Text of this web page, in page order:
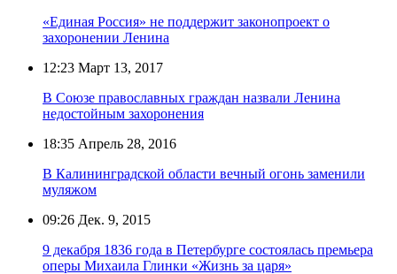
«Единая Россия» не поддержит законопроект о
захоронении Ленина
12:23 Март 13, 2017
В Союзе православных граждан назвали Ленина
недостойным захоронения
18:35 Апрель 28, 2016
В Калининградской области вечный огонь заменили
муляжом
09:26 Дек. 9, 2015
9 декабря 1836 года в Петербурге состоялась премьера
оперы Михаила Глинки «Жизнь за царя»